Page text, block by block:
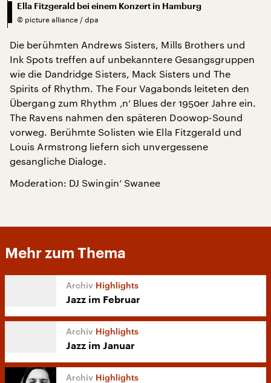
Ella Fitzgerald bei einem Konzert in Hamburg
© picture alliance / dpa
Die berühmten Andrews Sisters, Mills Brothers und
Ink Spots treffen auf unbekanntere Gesangsgruppen
wie die Dandridge Sisters, Mack Sisters und The
Spirits of Rhythm. The Four Vagabonds leiteten den
Übergang zum Rhythm ‚n‘ Blues der 1950er Jahre ein.
The Ravens nahmen den späteren Doowop-Sound
vorweg. Berühmte Solisten wie Ella Fitzgerald und
Louis Armstrong liefern sich unvergessene
gesangliche Dialoge.
Moderation: DJ Swingin‘ Swanee
Mehr zum Thema
Highlights
Jazz im Februar
Highlights
Jazz im Januar
Highlights